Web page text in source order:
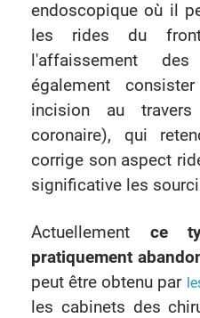
endoscopique où il
les rides du front
l'affaissement
également
incision au
coronaire), qui
corrige son aspect
significative les
Actuellement ce
pratiquement
peut être obtenu par
les cabinets des